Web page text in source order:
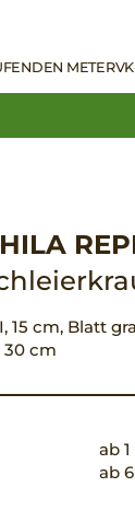
METER
15 cm, Blatt
30 cm
ab
ab